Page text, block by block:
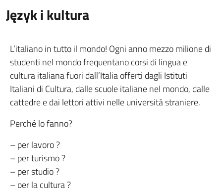
Język i kultura
L’italiano in tutto il mondo! Ogni anno mezzo milione di
studenti nel mondo frequentano corsi di lingua e
cultura italiana fuori dall’Italia offerti dagli Istituti
Italiani di Cultura, dalle scuole italiane nel mondo, dalle
cattedre e dai lettori attivi nelle università straniere.
Perché lo fanno?
– per lavoro ?
– per turismo ?
– per studio ?
– per la cultura ?